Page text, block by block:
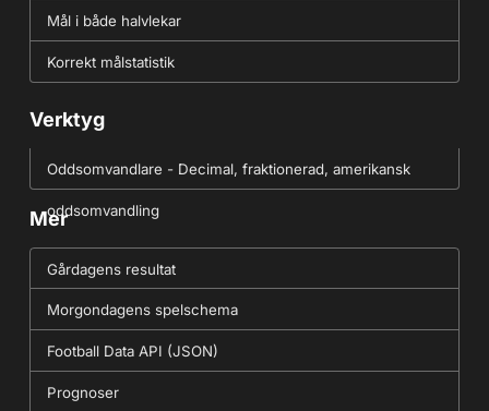
Mål i både halvlekar
Korrekt målstatistik
Verktyg
Oddsomvandlare - Decimal, fraktionerad, amerikansk
oddsomvandling
Mer
Gårdagens resultat
Morgondagens spelschema
Football Data API (JSON)
Prognoser